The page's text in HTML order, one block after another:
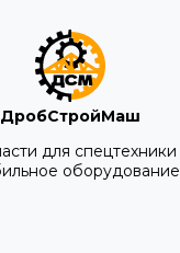
ДробСтройМаш
для спецтехники
оборудование